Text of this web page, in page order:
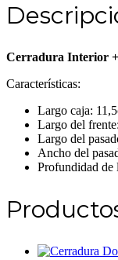
cantidad
Cerradura Interior
Características:
Largo caja:
Largo del
Largo del
Ancho del
Profundidad de